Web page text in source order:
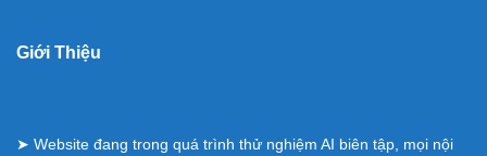
Giới Thiệu
➤ Website đang trong quá trình thử nghiệm AI biên tập, mọi nội